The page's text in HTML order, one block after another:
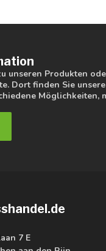
unseren Produkten
Dort finden Sie
Möglichkeiten,
7 E